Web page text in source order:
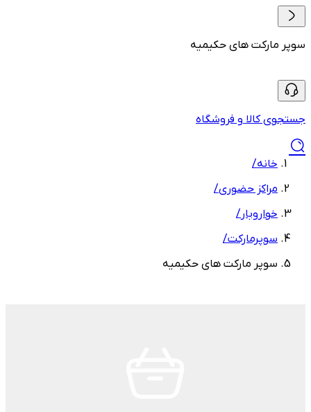
سوپر مارکت های حکیمیه
جستجوی کالا و فروشگاه
خانه/
مراکز حضوری/
خواروبار/
سوپرمارکت/
سوپر مارکت های حکیمیه